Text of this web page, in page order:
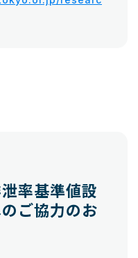
率基準値設
ご協力のお